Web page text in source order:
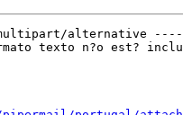
multipart/alternative
texto n?o est?